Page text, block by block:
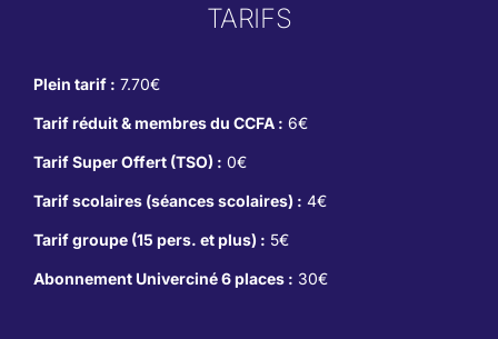
TARIFS
Plein tarif : 7.70€
Tarif réduit & membres du CCFA : 6€
Tarif Super Offert (TSO) : 0€
Tarif scolaires (séances scolaires) : 4€
Tarif groupe (15 pers. et plus) : 5€
Abonnement Univerciné 6 places : 30€